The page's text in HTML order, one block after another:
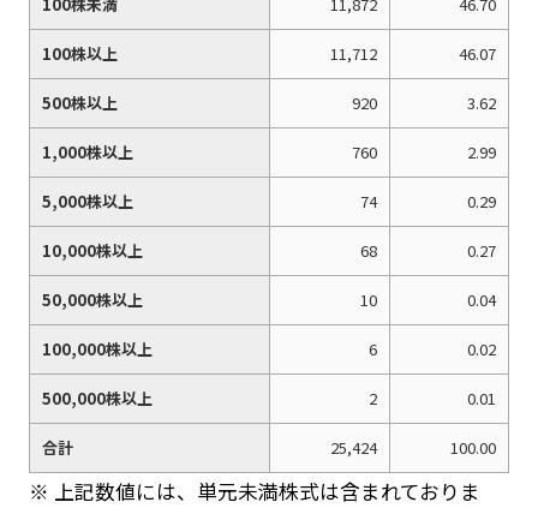
100株以上 11,712 46.07
500株以上 920 3.62
1,000株以上 760 2.99
5,000株以上 74 0.29
10,000株以上 68 0.27
50,000株以上 10 0.04
100,000株以上 6 0.02
500,000株以上 2 0.01
合計 25,424 100.00
※ 上記数値には、単元未満株式は含まれておりま